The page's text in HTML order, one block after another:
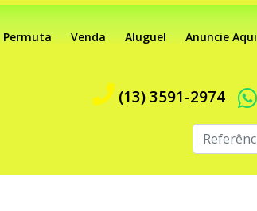
Permuta Venda Aluguel Anuncie Aqui
(13) 3591-2974